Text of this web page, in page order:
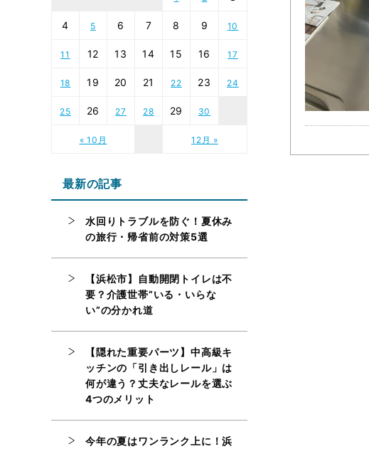
« 10月 12月 »
4 5 6 7 8 9 10
11 12 13 14 15 16 17
18 19 20 21 22 23 24
25 26 27 28 29 30
最新の記事
水回りトラブルを防ぐ！夏休み
の旅行・帰省前の対策5選
【浜松市】自動開閉トイレは不
要？介護世帯”いる・いらな
い”の分かれ道
【隠れた重要パーツ】中高級キ
ッチンの「引き出しレール」は
何が違う？丈夫なレールを選ぶ
4つのメリット
今年の夏はワンランク上に！浜